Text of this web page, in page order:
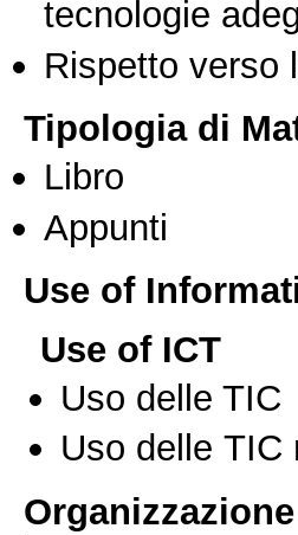
tecnologie
Rispetto verso
Tipologia di
Libro
Appunti
Use of
Use of ICT
Uso delle
Uso delle TIC